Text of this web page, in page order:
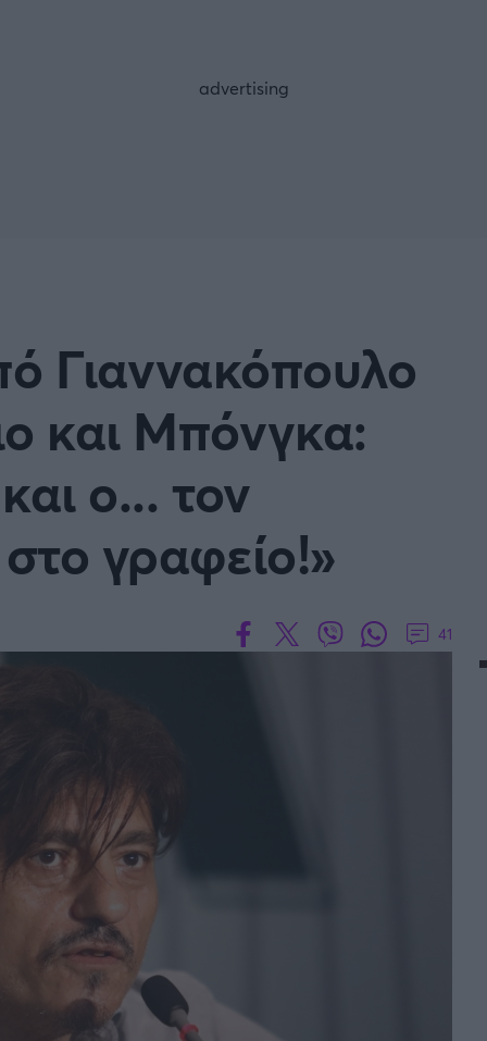
Γιαννακόπουλο
και Μπόνγκα:
ο... τον
γραφείο!»
41